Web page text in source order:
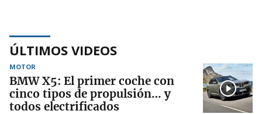
ÚLTIMOS VIDEOS
MOTOR
BMW X5: El primer coche con
cinco tipos de propulsión… y
todos electrificados